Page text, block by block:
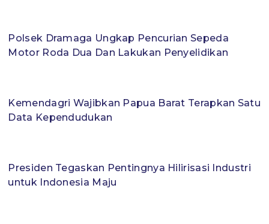
Polsek Dramaga Ungkap Pencurian Sepeda
Motor Roda Dua Dan Lakukan Penyelidikan
Kemendagri Wajibkan Papua Barat Terapkan Satu
Data Kependudukan
Presiden Tegaskan Pentingnya Hilirisasi Industri
untuk Indonesia Maju